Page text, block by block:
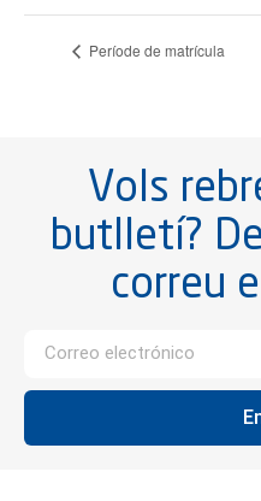
Període de matrícula
Vols
butlletí?
correu